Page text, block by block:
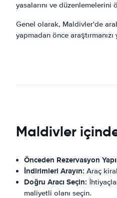
yasalarını ve düzenlemelerini
Genel olarak, Maldivler'de
yapmadan önce
Maldivler
Önceden Rezervasyon
İndirimleri Arayın: Araç
Doğru Aracı Seçin:
maliyetli olanı seçin.